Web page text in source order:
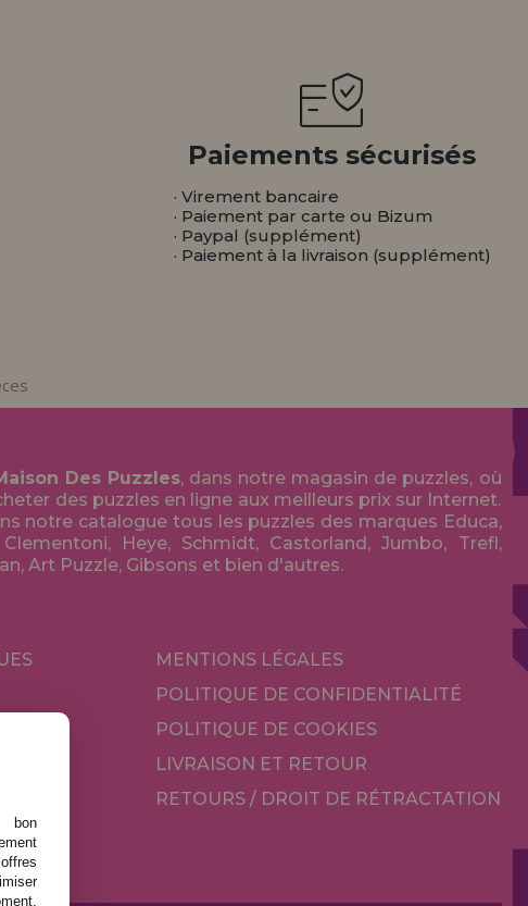
Paiements sécurisés
· Virement bancaire
· Paiement par carte ou Bizum
· Paypal (supplément)
· Paiement à la livraison (supplément)
Des Puzzles, dans notre magasin de puzzles, où
des puzzles en ligne aux meilleurs prix sur Internet.
notre catalogue tous les puzzles des marques Educa,
Clementoni, Heye, Schmidt, Castorland, Jumbo, Trefl,
Art Puzzle, Gibsons et bien d'autres.
MENTIONS LÉGALES
POLITIQUE DE CONFIDENTIALITÉ
POLITIQUE DE COOKIES
LIVRAISON ET RETOUR
RETOURS / DROIT DE RÉTRACTATION
bon